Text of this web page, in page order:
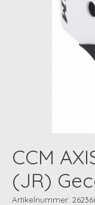
CCM
(JR)
Artikelnummer: